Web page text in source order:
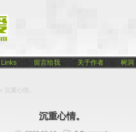
Links 留言给我 关于作者 树洞
> 沉重心情。
沉重心情。